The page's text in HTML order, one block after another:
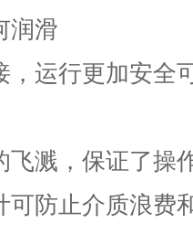
润滑
，运行更加安全
飞溅，保证了操
可防止介质浪费